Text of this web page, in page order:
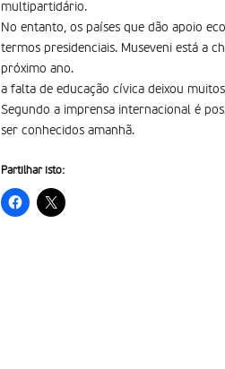
multipartidário.
No entanto, os países que dão apoio
termos presidenciais. Museveni está a
próximo ano.
a falta de educação cí­vica deixou
Segundo a imprensa internacional é
ser conhecidos amanhã.
Partilhar isto: